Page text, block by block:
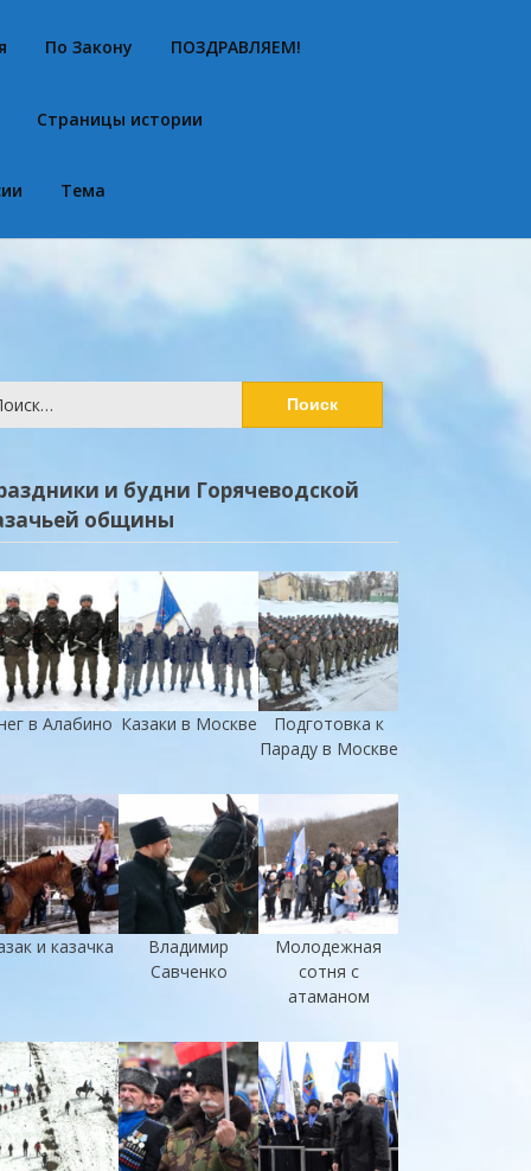
По Закону ПОЗДРАВЛЯЕМ!
Страницы истории
Тема
и будни Горячеводской
общины
в Алабино Казаки в Москве
Подготовка к
Параду в Москве
и казачка
Владимир
Савченко
Молодежная
сотня с
атаманом